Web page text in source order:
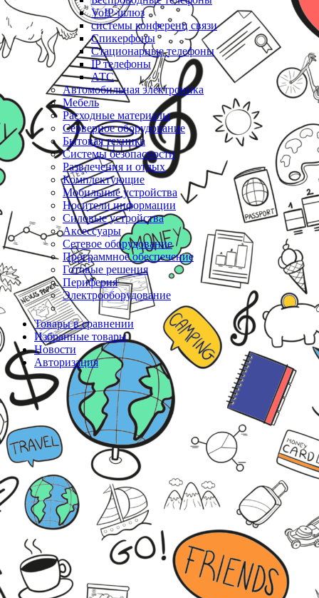
VoIP-шлюз
системы конференц связи
Спикерфоны
Стационарные телефоны
IP телефоны
АТС
Автомобильная электроника
Мебель
Расходные материалы
Серверное оборудование
Бытовая техника
Системы безопасности
Развлечения и отдых
Комплектующие
Мобильные устройства
Носители информации
Силовые устройства
Аксессуары
Сетевое оборудование
Программное обеспечение
Готовые решения
Периферия
Электрооборудование
Товары в сравнении
Избранные товары
Новости
Авторизация